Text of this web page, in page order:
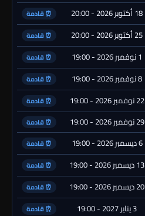
18 أكتوبر 2026 - 20:00 ⏰ قادمة
25 أكتوبر 2026 - 20:00 ⏰ قادمة
1 نوفمبر 2026 - 19:00 ⏰ قادمة
8 نوفمبر 2026 - 19:00 ⏰ قادمة
22 نوفمبر 2026 - 19:00 ⏰ قادمة
29 نوفمبر 2026 - 19:00 ⏰ قادمة
6 ديسمبر 2026 - 19:00 ⏰ قادمة
13 ديسمبر 2026 - 19:00 ⏰ قادمة
20 ديسمبر 2026 - 19:00 ⏰ قادمة
3 يناير 2027 - 19:00 ⏰ قادمة